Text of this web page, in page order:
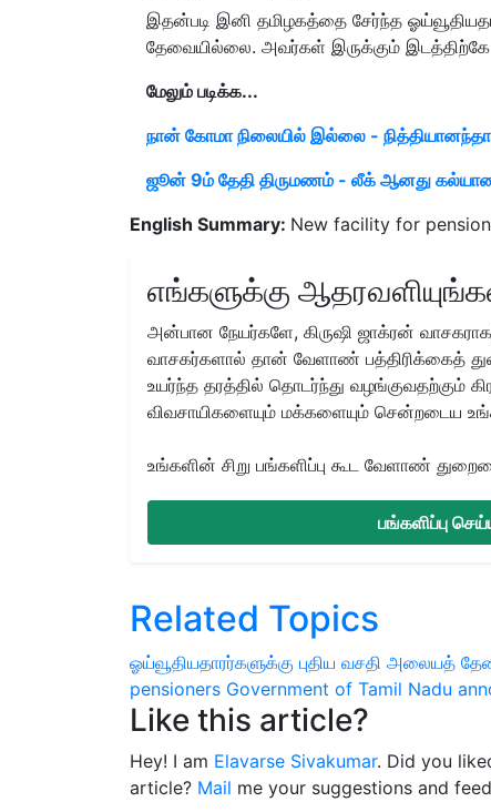
இதன்படி இனி தமிழகத்தை சேர்ந்த
தேவையில்லை. அவர்கள் இருக்கும் இடத்திற்கே
மேலும் படிக்க...
நான் கோமா நிலையில் இல்லை -
ஜூன் 9ம் தேதி திருமணம் - லீக் ஆனது
English Summary: New facility for
எங்களுக்கு
அன்பான நேயர்களே, கிருஷி ஜாக்ரன்
வாசகர்களால் தான் வேளாண் பத்திரிக்கைத்
உயர்ந்த தரத்தில் தொடர்ந்து வழங்குவதற்கும்
விவசாயிகளையும் மக்களையும் சென்றடைய
உங்களின் சிறு பங்களிப்பு கூட வேளாண்
பங்களிப்பு
Related Topics
ஓய்வூதியதாரர்களுக்கு புதிய வசதி அலையத்
pensioners Government of Tamil Nadu
Like this article?
Hey! I am Elavarse Sivakumar. Did you
article? Mail me your suggestions and